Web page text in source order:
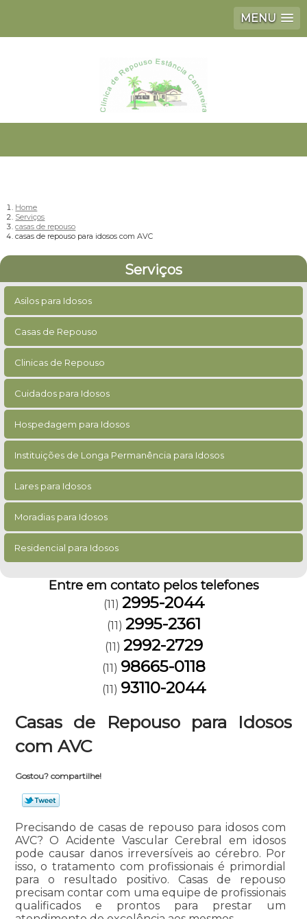
MENU
Home
Serviços
casas de repouso
casas de repouso para idosos com AVC
Serviços
Asilos para Idosos
Casas de Repouso
Clinicas de Repouso
Cuidados para Idosos
Hospedagem para Idosos
Instituições de Longa Permanência para Idosos
Lares para Idosos
Moradias para Idosos
Residencial para Idosos
Entre em contato pelos telefones
(11) 2995-2044
(11) 2995-2361
(11) 2992-2729
(11) 98665-0118
(11) 93110-2044
Casas de Repouso para Idosos
com AVC
Gostou? compartilhe!
Precisando de casas de repouso para idosos com
AVC? O Acidente Vascular Cerebral em idosos
pode causar danos irreversíveis ao cérebro. Por
isso, o tratamento com profissionais é primordial
para o resultado positivo. Casas de repouso
precisam contar com uma equipe de profissionais
qualificados e prontos para prestar um